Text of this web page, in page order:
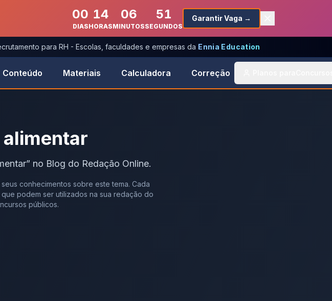
00
DIAS
14
HORAS
06
MINUTOS
51
SEGUNDOS
Garantir Vaga →
para RH - Escolas, faculdades e empresas da Ennia Education
Conteúdo Materiais Calculadora Correção
” no Blog do Redação Online.
conhecimentos sobre este tema. Cada
podem ser utilizados na sua redação do
públicos.